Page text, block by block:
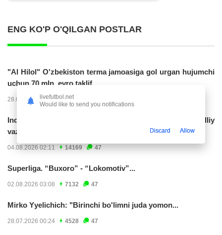
ENG KO'P O'QILGAN POSTLAR
"Al Hilol" O'zbekiston terma jamoasiga gol urgan hujumchi
uchun 70 mln. evro taklif...
28.07.2026 01:56 17309
Indoneziya prezidenti JCH-2030ga chiqishni umummilliy
vazifa deb...
04.08.2026 02:11 14169 47
Superliga. “Buxoro” - “Lokomotiv”...
02.08.2026 03:08 7132 47
Mirko Yyelichich: "Birinchi bo'limni juda yomon...
28.07.2026 00:24 4528 47
livefutbol.net
Would like to send you notifications
Discard Allow